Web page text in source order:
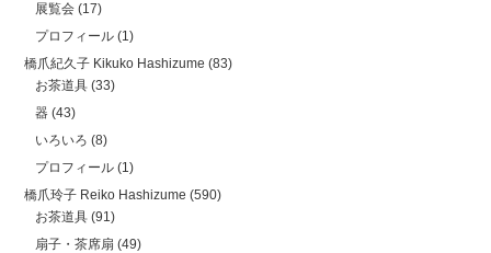
展覧会 (17)
プロフィール (1)
橋爪紀久子 Kikuko Hashizume (83)
お茶道具 (33)
器 (43)
いろいろ (8)
プロフィール (1)
橋爪玲子 Reiko Hashizume (590)
お茶道具 (91)
扇子・茶席扇 (49)